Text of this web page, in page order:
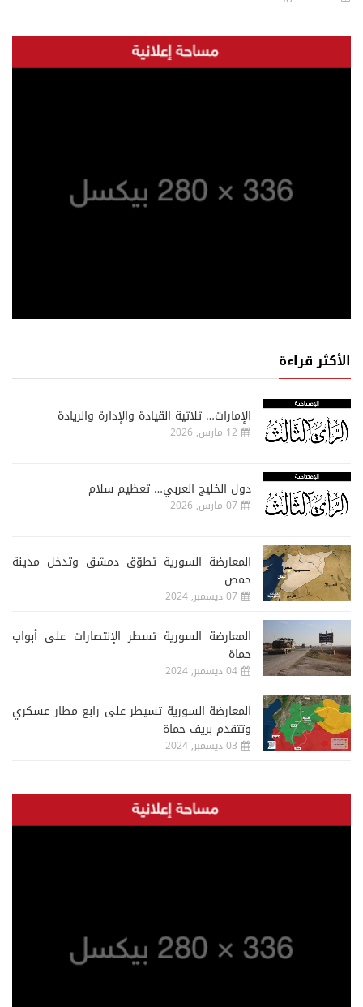
الأكثر قراءة
الإمارات… ثلاثية القيادة والإدارة والريادة
12 مارس, 2026
دول الخليج العربي… تعظيم سلام
07 مارس, 2026
المعارضة السورية تطوّق دمشق وتدخل مدينة
حمص
07 ديسمبر, 2024
المعارضة السورية تسطر الإنتصارات على أبواب
حماة
04 ديسمبر, 2024
المعارضة السورية تسيطر على رابع مطار عسكري
وتتقدم بريف حماة
03 ديسمبر, 2024